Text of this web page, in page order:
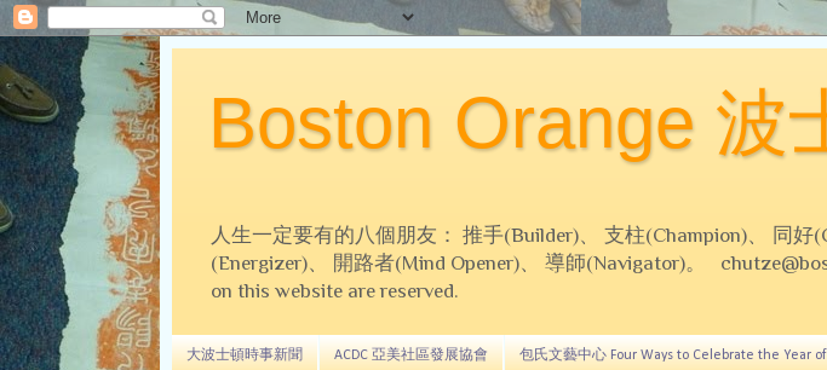
Boston Orange 波
人生一定要有的八個朋友： 推手(Builder)、 支柱(Champion)、 同
(Energizer)、 開路者(Mind Opener)、 導師(Navigator)。
on this website are reserved.
大波士頓時事新聞 ACDC 亞美社區發展協會 包氏文藝中心 Four Ways to Celebrate the Year